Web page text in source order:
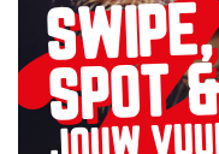
SWIPE,
SPOT